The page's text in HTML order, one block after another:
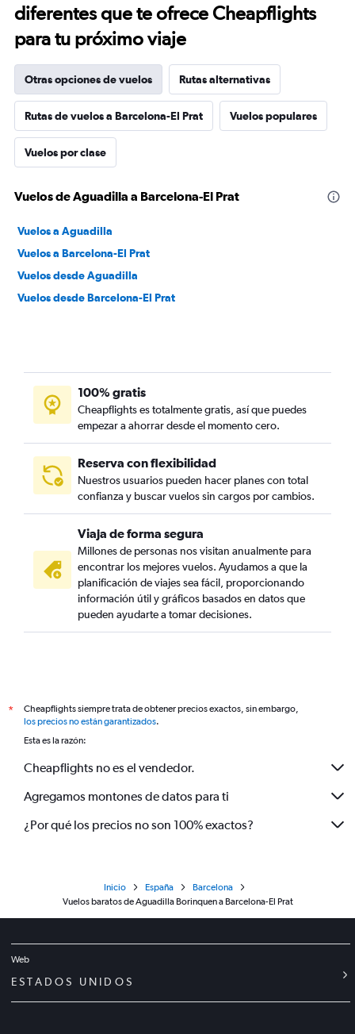
diferentes que te ofrece Cheapflights
para tu próximo viaje
Otras opciones de vuelos Rutas alternativas
Rutas de vuelos a Barcelona-El Prat Vuelos populares
Vuelos por clase
Vuelos de Aguadilla a Barcelona-El Prat
Vuelos a Aguadilla
Vuelos a Barcelona-El Prat
Vuelos desde Aguadilla
Vuelos desde Barcelona-El Prat
100% gratis
Cheapflights es totalmente gratis, así que puedes
empezar a ahorrar desde el momento cero.
Reserva con flexibilidad
Nuestros usuarios pueden hacer planes con total
confianza y buscar vuelos sin cargos por cambios.
Viaja de forma segura
Millones de personas nos visitan anualmente para
encontrar los mejores vuelos. Ayudamos a que la
planificación de viajes sea fácil, proporcionando
información útil y gráficos basados en datos que
pueden ayudarte a tomar decisiones.
*
Cheapflights siempre trata de obtener precios exactos, sin embargo,
los precios no están garantizados.
Esta es la razón:
Cheapflights no es el vendedor.
Agregamos montones de datos para ti
¿Por qué los precios no son 100% exactos?
Inicio España
Barcelona
Vuelos baratos de Aguadilla Borinquen a Barcelona-El Prat
Web
ESTADOS UNIDOS